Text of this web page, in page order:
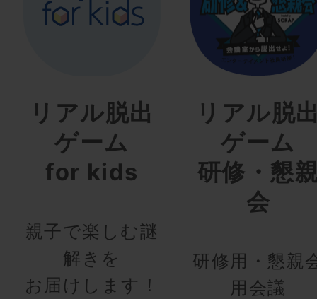
リアル脱出
ゲーム
for kids
親子で楽しむ謎
解きを
お届けします！
リアル脱
ゲーム
研修・懇
会
研修用・懇親
用会議